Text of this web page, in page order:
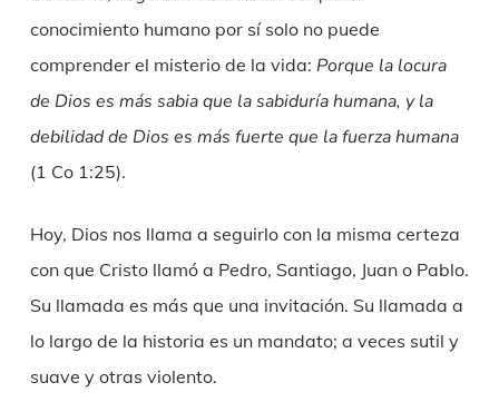
conocimiento humano por sí solo no puede
comprender el misterio de la vida: Porque la locura
de Dios es más sabia que la sabiduría humana, y la
debilidad de Dios es más fuerte que la fuerza humana
(1 Co 1:25).
Hoy, Dios nos llama a seguirlo con la misma certeza
con que Cristo llamó a Pedro, Santiago, Juan o Pablo.
Su llamada es más que una invitación. Su llamada a
lo largo de la historia es un mandato; a veces sutil y
suave y otras violento.